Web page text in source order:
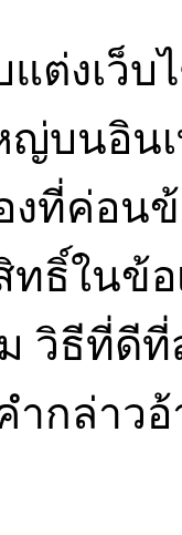
แต่งเว็
ญ่บนอิน
งที่ค่อ
ทธิ์ในข้
วิธีที่ดี
ำกล่าว